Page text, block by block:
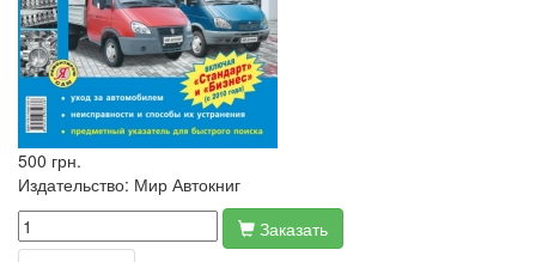
500 грн.
Издательство: Мир Автокниг
Заказать